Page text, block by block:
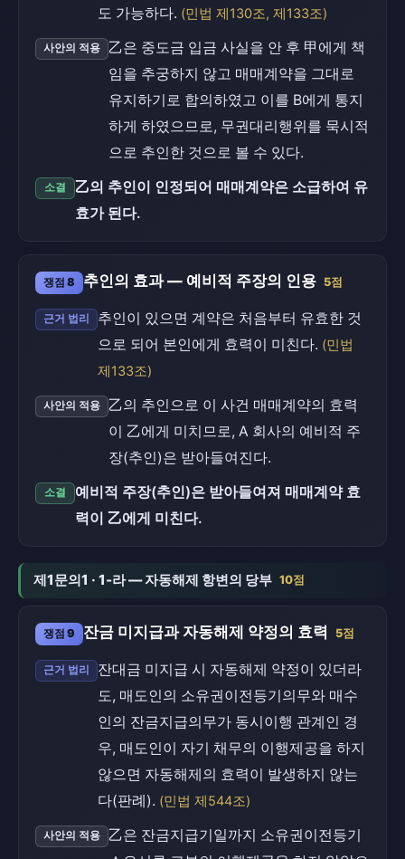
도 가능하다. (민법 제130조, 제133조)
사안의 적용
乙은 중도금 입금 사실을 안 후 甲에게 책
임을 추궁하지 않고 매매계약을 그대로
유지하기로 합의하였고 이를 B에게 통지
하게 하였으므로, 무권대리행위를 묵시적
으로 추인한 것으로 볼 수 있다.
소결
乙의 추인이 인정되어 매매계약은 소급하여 유
효가 된다.
쟁점 8 추인의 효과 — 예비적 주장의 인용 5점
근거 법리
추인이 있으면 계약은 처음부터 유효한 것
으로 되어 본인에게 효력이 미친다. (민법
제133조)
사안의 적용
乙의 추인으로 이 사건 매매계약의 효력
이 乙에게 미치므로, A 회사의 예비적 주
장(추인)은 받아들여진다.
소결
예비적 주장(추인)은 받아들여져 매매계약 효
력이 乙에게 미친다.
제1문의1 · 1-라 — 자동해제 항변의 당부 10점
쟁점 9 잔금 미지급과 자동해제 약정의 효력 5점
근거 법리
잔대금 미지급 시 자동해제 약정이 있더라
도, 매도인의 소유권이전등기의무와 매수
인의 잔금지급의무가 동시이행 관계인 경
우, 매도인이 자기 채무의 이행제공을 하지
않으면 자동해제의 효력이 발생하지 않는
다(판례). (민법 제544조)
사안의 적용
乙은 잔금지급기일까지 소유권이전등기